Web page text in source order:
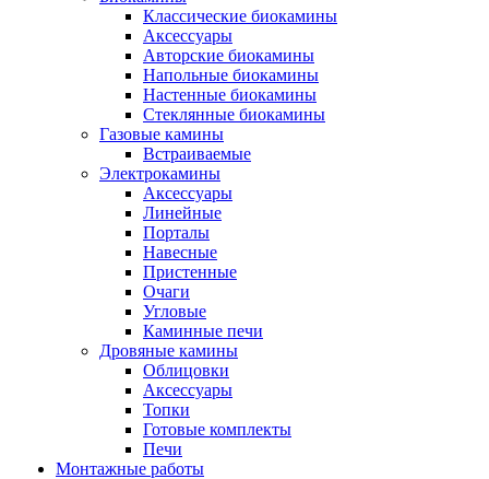
Классические биокамины
Аксессуары
Авторские биокамины
Напольные биокамины
Настенные биокамины
Стеклянные биокамины
Газовые камины
Встраиваемые
Электрокамины
Аксессуары
Линейные
Порталы
Навесные
Пристенные
Очаги
Угловые
Каминные печи
Дровяные камины
Облицовки
Аксессуары
Топки
Готовые комплекты
Печи
Монтажные работы